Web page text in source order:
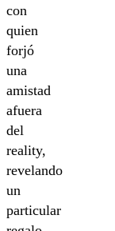
con
quien
forjó
una
amistad
afuera
del
reality,
revelando
un
particular